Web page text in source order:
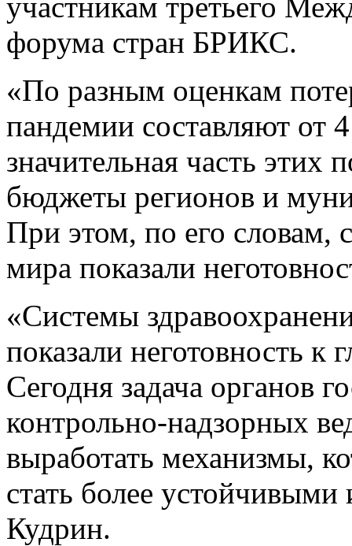
форума стран БРИКС.
«По разным оценкам
пандемии составляют от
значительная часть этих
бюджеты регионов и
При этом, по его словам,
мира показали
«Системы
показали неготовность к
Сегодня задача органов
контрольно-надзорных
выработать механизмы,
стать более
Кудрин.